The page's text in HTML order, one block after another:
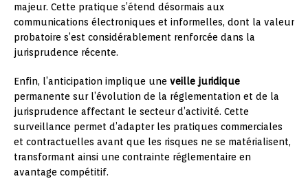
majeur. Cette pratique s’étend désormais aux
communications électroniques et informelles, dont la valeur
probatoire s’est considérablement renforcée dans la
jurisprudence récente.
Enfin, l’anticipation implique une veille juridique
permanente sur l’évolution de la réglementation et de la
jurisprudence affectant le secteur d’activité. Cette
surveillance permet d’adapter les pratiques commerciales
et contractuelles avant que les risques ne se matérialisent,
transformant ainsi une contrainte réglementaire en
avantage compétitif.